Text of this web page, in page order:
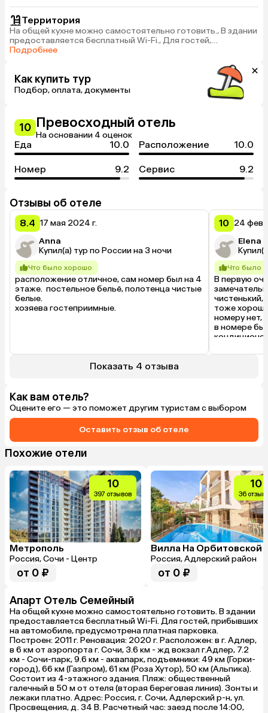
Территория
На общей кухне можно самостоятельно готовить., В здании
предоставляется бесплатный Wi-Fi., Для гостей,
прибывших на автомобиле, предусмотрена платная
Подробнее
Как купить тур
Подбор, оплата, документы
10 Превосходный отель
На основании 4 оценок
Еда 10.0 Расположение 10.0
Номер 9.2 Сервис 9.2
Отзывы об отеле
8.4 17 мая 2024 г.
Anna
Купил(а) тур по России на 3 ночи
Что было хорошо
расположение отличное, сам номер был на 4
этаже.  постельное бельё, полотенца чистые
белые.
хозяева гостеприимные.
10 24
Elena
Что было
В первую
чистенький,
тоже
номеру нет,
в номере
нам немного
Показать 4 отзыва
Как вам отель?
Оцените его — это поможет другим туристам с выбором
Оставить отзыв об отеле
Похожие отели
10
397 отзывов
Метрополь
Россия, Сочи - Центр
от 0 ₽
10
36
Вилла На Орбитовской
Россия, Адлерский район
от 0 ₽
Апарт Отель Семейный
На общей кухне можно самостоятельно готовить. В здании
предоставляется бесплатный Wi-Fi. Для гостей, прибывших
на автомобиле, предусмотрена платная парковка.
Построен: 2011 г. Реновация: 2020 г. Расположен: в г. Адлер,
в 6 км от аэропорта г. Сочи, 3.6 км - жд вокзал г.Адлер, 7.2
км - Сочи-парк, 9.6 км - аквапарк, подъемники: 49 км (​Горки-
город), 66 км (Газпром), 61 км (Роза Хутор), 50 км (Альпика).
Состоит из 4-этажного здания. Пляж: общественный
галечный в 50 м от отеля (вторая береговая линия). Зонты и
лежаки платно. Адрес: Россия, г. Сочи, Адлерский р-н, ул.
Просвещения, д. 34 B. Расчетный час: заезд после 14:00,